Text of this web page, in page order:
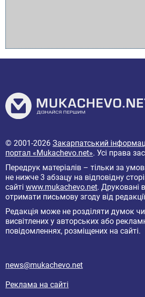
© 2001-2026Закарпатський
портал «Mukachevo.net». Усі права
Передрук матеріалів – тільки за
не нижче 3 абзацу на відповідну
сайтіwww.mukachevo.net. Друковані
отримати письмову згоду від
Редакція може не розділяти думок чи
висвітлених у авторських або
повідомленнях, розміщених на сайті.
news@mukachevo.net
Реклама на сайті